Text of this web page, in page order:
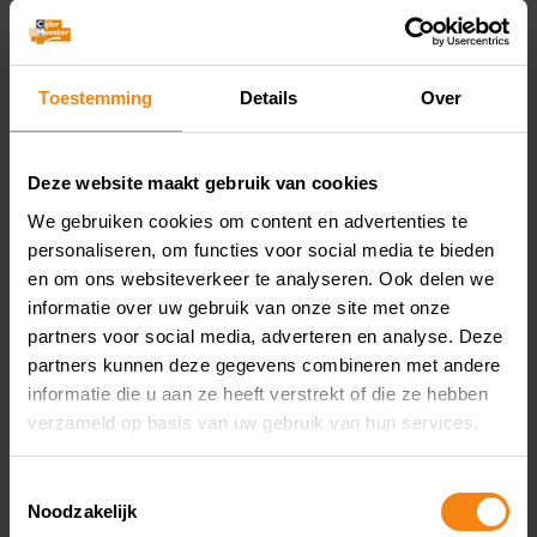
Toestemming Details Over
Deze website maakt gebruik van cookies
We gebruiken cookies om content en advertenties te
personaliseren, om functies voor social media te bieden
en om ons websiteverkeer te analyseren. Ook delen we
informatie over uw gebruik van onze site met onze
partners voor social media, adverteren en analyse. Deze
partners kunnen deze gegevens combineren met andere
informatie die u aan ze heeft verstrekt of die ze hebben
verzameld op basis van uw gebruik van hun services.
Noodzakelijk
Categorized as
Verblijfkosten
internationaal transport